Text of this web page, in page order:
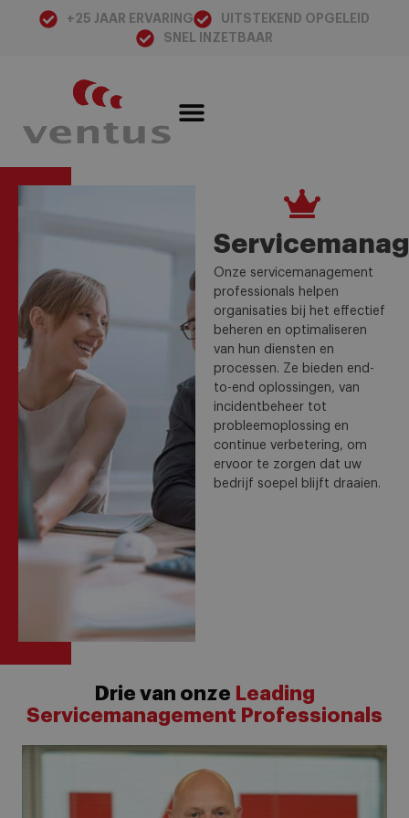
+25 JAAR ERVARING
UITSTEKEND OPGELEID
SNEL INZETBAAR
Ontdek hoe
Servicemanagement
uw organisatie
kan helpen
groeien en
innoveren!
Onze servicemanagement
professionals helpen
organisaties bij het effectief
beheren en optimaliseren
van hun diensten en
processen. Ze bieden end-
to-end oplossingen, van
incidentbeheer tot
probleemoplossing en
continue verbetering, om
ervoor te zorgen dat uw
bedrijf soepel blijft draaien.
Drie van onze Leading
Servicemanagement Professionals